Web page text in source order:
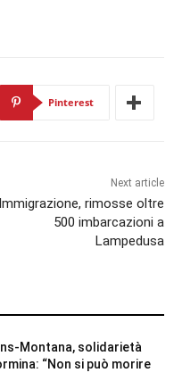
Pinterest
Next article
Immigrazione, rimosse oltre
500 imbarcazioni a
Lampedusa
Montana, solidarietà
“Non si può morire